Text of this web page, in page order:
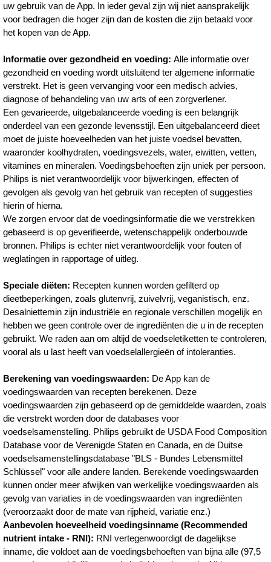
uw gebruik van de App. In ieder geval zijn wij niet aansprakelijk
voor bedragen die hoger zijn dan de kosten die zijn betaald voor
het kopen van de App.
Informatie over gezondheid en voeding:Alle informatie over
gezondheid en voeding wordt uitsluitend ter algemene informatie
verstrekt. Het is geen vervanging voor een medisch advies,
diagnose of behandeling van uw arts of een zorgverlener.
Een gevarieerde, uitgebalanceerde voeding is een belangrijk
onderdeel van een gezonde levensstijl. Een uitgebalanceerd dieet
moet de juiste hoeveelheden van het juiste voedsel bevatten,
waaronder koolhydraten, voedingsvezels, water, eiwitten, vetten,
vitamines en mineralen. Voedingsbehoeften zijn uniek per persoon.
Philips is niet verantwoordelijk voor bijwerkingen, effecten of
gevolgen als gevolg van het gebruik van recepten of suggesties
hierin of hierna.
We zorgen ervoor dat de voedingsinformatie die we verstrekken
gebaseerd is op geverifieerde, wetenschappelijk onderbouwde
bronnen. Philips is echter niet verantwoordelijk voor fouten of
weglatingen in rapportage of uitleg.
Speciale diëten: Recepten kunnen worden gefilterd op
dieetbeperkingen, zoals glutenvrij, zuivelvrij, veganistisch, enz.
Desalniettemin zijn industriële en regionale verschillen mogelijk en
hebben we geen controle over de ingrediënten die u in de recepten
gebruikt. We raden aan om altijd de voedseletiketten te controleren,
vooral als u last heeft van voedselallergieën of intoleranties.
Berekening van voedingswaarden: De App kan de
voedingswaarden van recepten berekenen. Deze
voedingswaarden zijn gebaseerd op de gemiddelde waarden, zoals
die verstrekt worden door de databases voor
voedselsamenstelling. Philips gebruikt de USDA Food Composition
Database voor de Verenigde Staten en Canada, en de Duitse
voedselsamenstellingsdatabase "BLS - Bundes Lebensmittel
Schlüssel" voor alle andere landen. Berekende voedingswaarden
kunnen onder meer afwijken van werkelijke voedingswaarden als
gevolg van variaties in de voedingswaarden van ingrediënten
(veroorzaakt door de mate van rijpheid, variatie enz.)
Aanbevolen hoeveelheid voedingsinname (Recommended
nutrient intake - RNI): RNI vertegenwoordigt de dagelijkse
inname, die voldoet aan de voedingsbehoeften van bijna alle (97,5